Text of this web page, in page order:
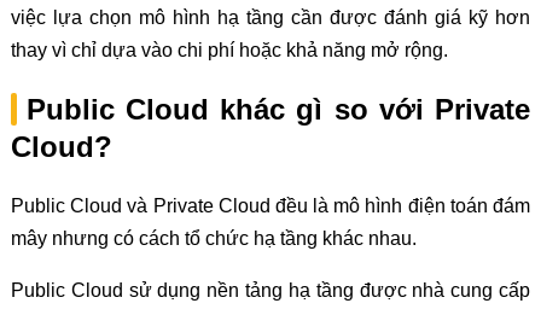
việc lựa chọn mô hình hạ tầng cần được đánh giá kỹ hơn
thay vì chỉ dựa vào chi phí hoặc khả năng mở rộng.
Public Cloud khác gì so với Private
Cloud?
Public Cloud và Private Cloud đều là mô hình điện toán đám
mây nhưng có cách tổ chức hạ tầng khác nhau.
Public Cloud sử dụng nền tảng hạ tầng được nhà cung cấp